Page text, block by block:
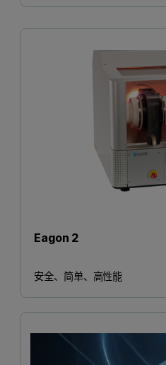
Eagon 2
安全、简单、高性能